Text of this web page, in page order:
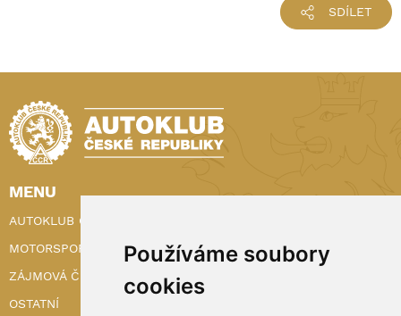
Používáme soubory
cookies
SDÍLET
MENU
AUTOKLUB ČR
MOTORSPORT
ZÁJMOVÁ ČINNOST
OSTATNÍ